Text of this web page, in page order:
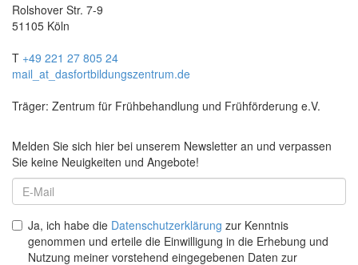
Rolshover Str. 7-9
51105 Köln
T +49 221 27 805 24
mail _at_ dasfortbildungszentrum.de
Träger: Zentrum für Frühbehandlung und Frühförderung e.V.
Melden Sie sich hier bei unserem Newsletter an und verpassen
Sie keine Neuigkeiten und Angebote!
Ja, ich habe die Datenschutzerklärung zur Kenntnis
genommen und erteile die Einwilligung in die Erhebung und
Nutzung meiner vorstehend eingegebenen Daten zur